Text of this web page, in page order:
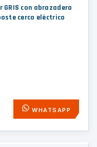
con abrazadera
cerco eléctrico
WHATSAPP